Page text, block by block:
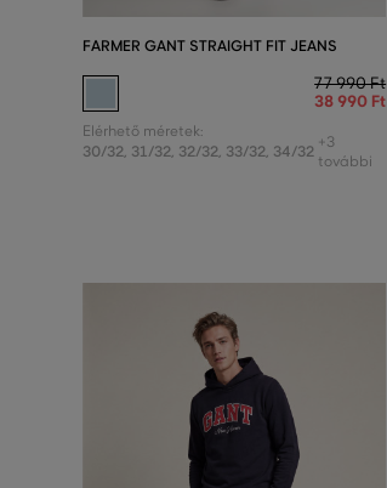
FARMER GANT STRAIGHT FIT JEANS
77 990 Ft
38 990 Ft
Elérhető méretek:
30/32, 31/32, 32/32, 33/32, 34/32 +3
további